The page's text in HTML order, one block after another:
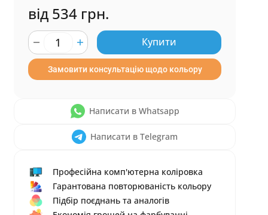
від 534 грн.
Купити
Замовити консультацію щодо кольору
Написати в Whatsapp
Написати в Telegram
Професійна комп'ютерна коліровка
Гарантована повторюваність кольору
Підбір поєднань та аналогів